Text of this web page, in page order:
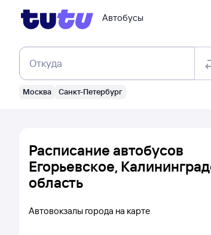
Автобусы
Откуда
Москва Санкт-Петербург
Расписание автобусов
Егорьевское,
область
Автовокзалы города на карте